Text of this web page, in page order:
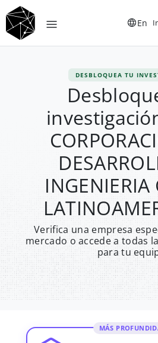
En
DESBLOQUEA TU
INGENIERIA
Verifica una empresa
mercado o accede a todas
para tu
MÁS